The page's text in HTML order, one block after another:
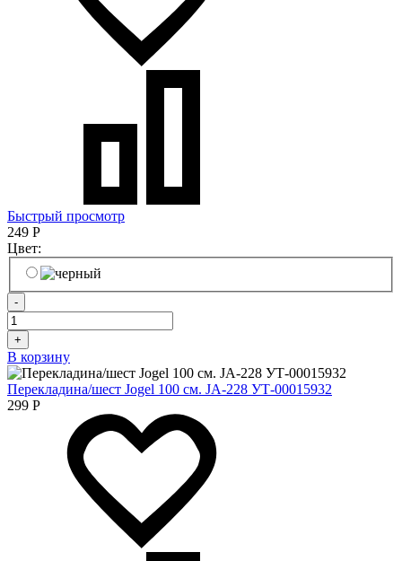
Быстрый просмотр
249 Р
Цвет:
-
+
В корзину
Перекладина/шест Jogel 100 см. JA-228 УТ-00015932
299 Р